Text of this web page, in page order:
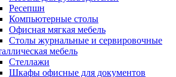
Ресепшн
Компьютерные столы
Офисная мягкая мебель
Столы журнальные и сервировочные
мебель
Стеллажи
Шкафы офисные для документов